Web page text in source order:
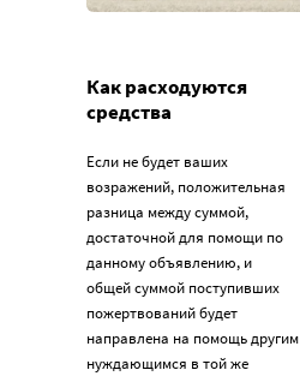
Как расходуются
средства
Если не будет ваших
возражений, положительная
разница между суммой,
достаточной для помощи по
данному объявлению, и
общей суммой поступивших
пожертвований будет
направлена на помощь другим
нуждающимся в той же